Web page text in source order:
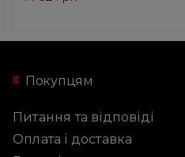
Покупцям
Питання та відповіді
Оплата і доставка